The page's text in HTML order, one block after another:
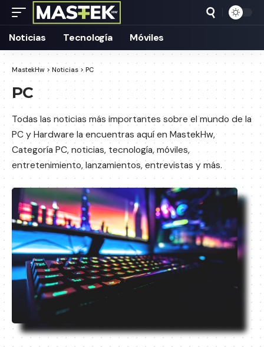
Noticias Tecnología Móviles
MastekHw > Noticias >PC
PC
Todas las noticias más importantes sobre el mundo de la
PC y Hardware la encuentras aquí en MastekHw,
Categoría PC, noticias, tecnología, móviles,
entretenimiento, lanzamientos, entrevistas y más.